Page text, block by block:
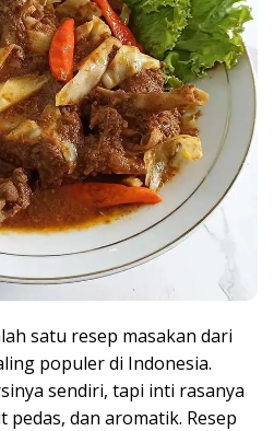
satu resep masakan dari
populer di Indonesia.
sendiri, tapi inti rasanya
dan aromatik. Resep